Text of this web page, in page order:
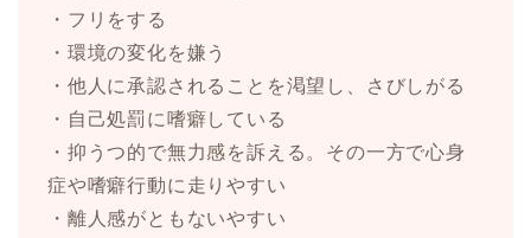
・フリをする
・環境の変化を嫌う
・他人に承認されることを渇望し、さびしがる
・自己処罰に嗜癖している
・抑うつ的で無力感を訴える。その一方で心身
症や嗜癖行動に走りやすい
・離人感がともないやすい